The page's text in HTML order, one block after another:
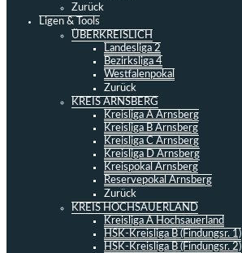
Zurück
Ligen & Tools
ÜBERKREISLICH
Landesliga 2
Bezirksliga 4
Westfalenpokal
Zurück
KREIS ARNSBERG
Kreisliga A Arnsberg
Kreisliga B Arnsberg
Kreisliga C Arnsberg
Kreisliga D Arnsberg
Kreispokal Arnsberg
Reservepokal Arnsberg
Zurück
KREIS HOCHSAUERLAND
Kreisliga A Hochsauerland
HSK-Kreisliga B (Findungsr. 1)
HSK-Kreisliga B (Findungsr. 2)